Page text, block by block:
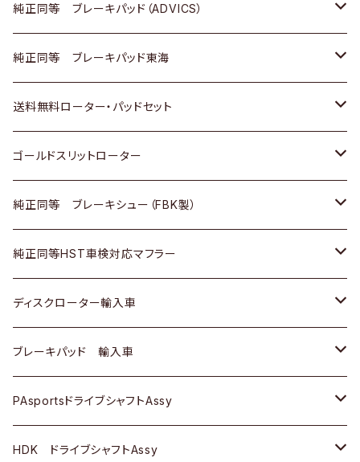
三菱
スバル
日野
三菱ふそう
ＢＭＷ
マツダ
三菱
日野
三菱ふそう
三菱
日野
三菱ふそう
その他
ダイハツ
マツダ
三菱
スバル
日産
いすゞ
ダイハツ
マツダ
三菱
スバル
いすゞ
ダイハツ
マツダ
三菱
ホンダ
スズキ
日産
ダイハツ
マツダ
三菱
スバル
トヨタ
ホンダ
スズキ
日産
いすゞ
ダイハツ
マツダ
三菱
スバル
ＢＥＮＺ
純正同等 ブレーキパッド（ADVICS）
トヨタ
ホンダ
スズキ
日産
ダイハツ
マツダ
三菱
スバル
純正同等 ブレーキパッド東海
トヨタ
ホンダ
日産
いすゞ
ダイハツ
マツダ
三菱
スバル
送料無料ローター・パッドセット
トヨタ
ホンダ
スズキ
日産
ダイハツ
マツダ
三菱
ゴールドスリットローター
トヨタ
ホンダ
スズキ
日産
ダイハツ
マツダ
純正同等 ブレーキシュー（FBK製）
ホンダ
スズキ
日産
ダイハツ
マツダ
純正同等HST車検対応マフラー
トヨタ
ホンダ
スズキ
日産
ディスクローター輸入車
ＡＵＤＩ
ＢＥＮＺ
ＢＭＷ
ブレーキパッド 輸入車
ＢＥＮＺ
ＢＭＷ
PAsportsドライブシャフトAssy
トヨタ
HDK ドライブシャフトAssy